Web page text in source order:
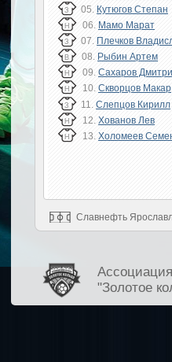
З 05. Кутюгов Степан
Н 06. Мамо Марат
З 07. Плечков
В 08. Рыбин Артем
Н 09. Сахаров
Н 10. Скворцов Макар
З 11. Слепцов Кирилл
Н 12. Хованов Лев
Н 13. Холомеев
Славнефть
"Золотое